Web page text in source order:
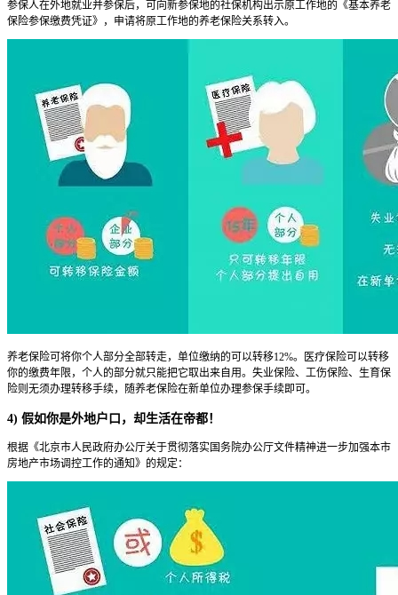
参保人在外地就业并参保后，可向新参保地的社保机构出示原工作地的《基本养老
保险参保缴费凭证》，申请将原工作地的养老保险关系转入。
养老保险可将你个人部分全部转走，单位缴纳的可以转移12%。医疗保险可以转移
你的缴费年限，个人的部分就只能把它取出来自用。失业保险、工伤保险、生育保
险则无须办理转移手续，随养老保险在新单位办理参保手续即可。
4) 假如你是外地户口，却生活在帝都！
根据《北京市人民政府办公厅关于贯彻落实国务院办公厅文件精神进一步加强本市
房地产市场调控工作的通知》的规定：